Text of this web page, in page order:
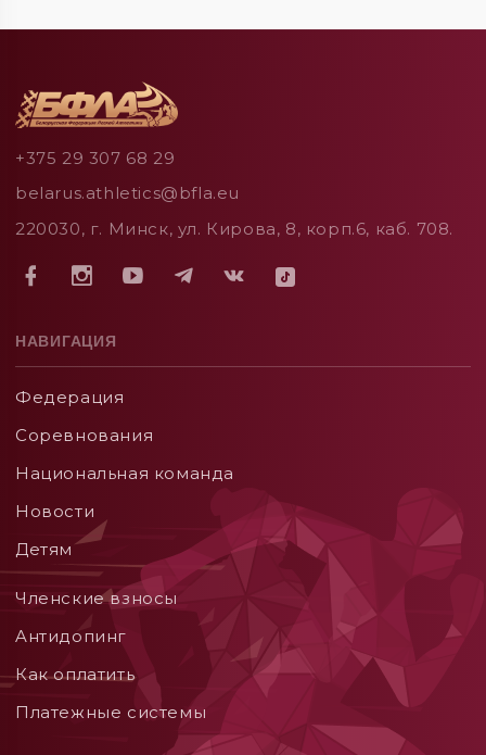
+375 29 307 68 29
belarus.athletics@bfla.eu
220030, г. Минск, ул. Кирова, 8, корп.6, каб. 708.
НАВИГАЦИЯ
Федерация
Соревнования
Национальная команда
Новости
Детям
Членские взносы
Aнтидопинг
Как оплатить
Платежные системы